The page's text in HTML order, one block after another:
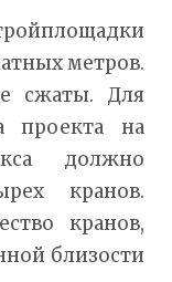
метров.
сжаты. Для
проекта на
должно
кранов.
кранов,
близости